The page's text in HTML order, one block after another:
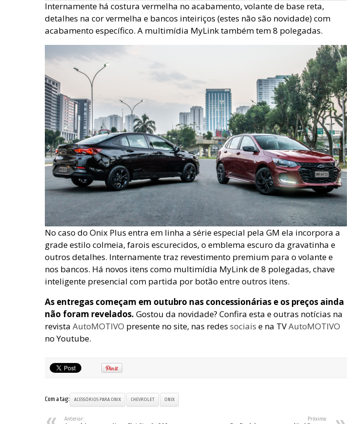
Internamente há costura vermelha no acabamento, volante de base reta,
detalhes na cor vermelha e bancos inteiriços (estes não são novidade) com
acabamento específico. A multimídia MyLink também tem 8 polegadas.
No caso do Onix Plus entra em linha a série especial pela GM ela incorpora a
grade estilo colmeia, farois escurecidos, o emblema escuro da gravatinha e
outros detalhes. Internamente traz revestimento premium para o volante e
nos bancos. Há novos itens como multimídia MyLink de 8 polegadas, chave
inteligente presencial com partida por botão entre outros itens.
As entregas começam em outubro nas concessionárias e os preços ainda
não foram revelados. Gostou da novidade? Confira esta e outras notícias na
revista AutoMOTIVO presente no site, nas redes sociais e na TVAutoMOTIVO
no Youtube.
Com a tag: ACESSÓRIOS PARA ONIX CHEVROLET ONIX
Anterior: Próxima: